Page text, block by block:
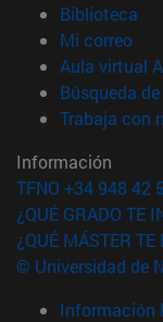
Biblioteca
Mi correo
Aula virtual
Búsqueda
Trabaja con
Información
TFNO +34 948 42
¿QUÉ GRADO TE
¿QUÉ MÁSTER TE
© Universidad de
Información